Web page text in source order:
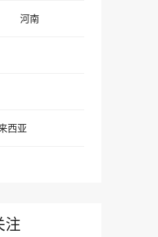
河南
西亚
注